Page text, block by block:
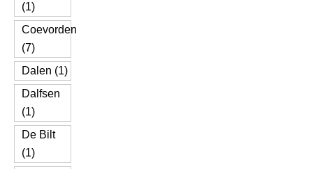
(1)
Coevorden
(7)
Dalen (1)
Dalfsen
(1)
De Bilt
(1)